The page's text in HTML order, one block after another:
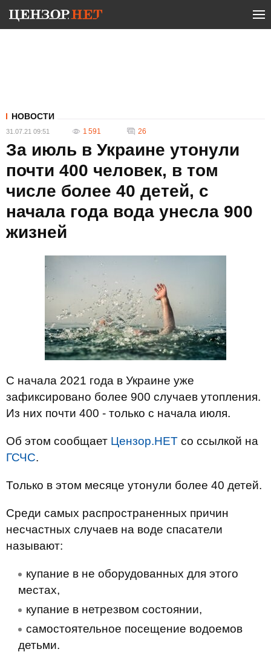
НОВОСТИ
31.07.21 09:51 1 591 26
За июль в Украине утонули
почти 400 человек, в том
числе более 40 детей, с
начала года вода унесла 900
жизней
С начала 2021 года в Украине уже
зафиксировано более 900 случаев утопления.
Из них почти 400 - только с начала июля.
Об этом сообщает Цензор.НЕТ со ссылкой на
ГСЧС.
Только в этом месяце утонули более 40 детей.
Среди самых распространенных причин
несчастных случаев на воде спасатели
называют:
купание в не оборудованных для этого
местах,
купание в нетрезвом состоянии,
самостоятельное посещение водоемов
детьми.